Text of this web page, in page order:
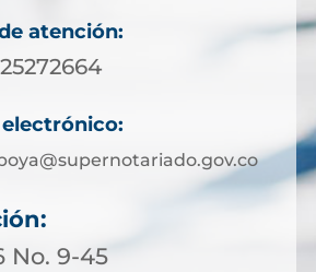
atención:
No. 9-45